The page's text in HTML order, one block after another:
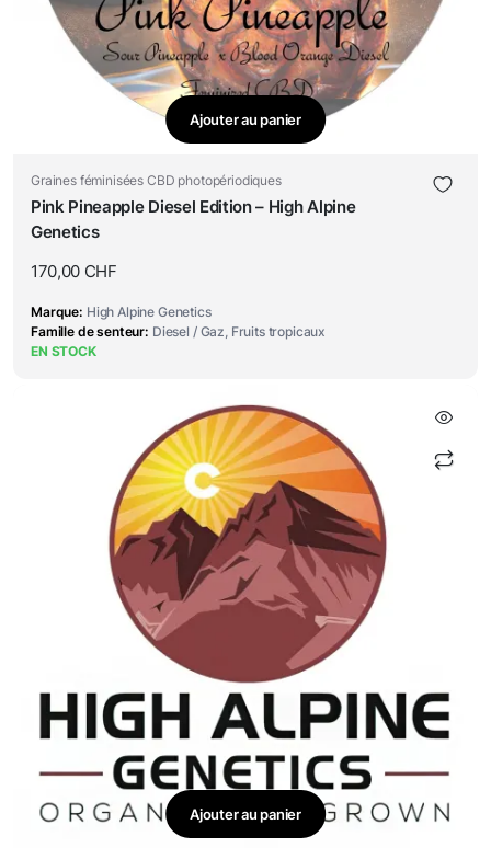
Ajouter au panier
Graines féminisées CBD photopériodiques
Pink Pineapple Diesel Edition – High Alpine
Genetics
170,00 CHF
Marque High Alpine Genetics
Famille de senteur Diesel / Gaz, Fruits tropicaux
EN STOCK
Ajouter au panier